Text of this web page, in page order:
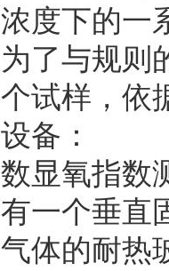
浓度下的一
为了与规则
个试样，依
设备：
数显氧指数
有一个垂直
气体的耐热